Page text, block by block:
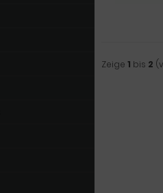
Zeige 1 bis 2